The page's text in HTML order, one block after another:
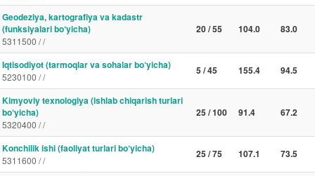
Geodeziya, kartografiya va kadastr
(funksiyalari bo‘yicha)
5311500 / /
20 / 55 104.0 83.0
Iqtisodiyot (tarmoqlar va sohalar bo‘yicha)
5230100 / /
5 / 45 155.4 94.5
Kimyoviy texnologiya (ishlab chiqarish turlari
bo‘yicha)
5320400 / /
25 / 100 91.4 67.2
Konchilik ishi (faoliyat turlari bo‘yicha)
5311600 / /
25 / 75 107.1 73.5